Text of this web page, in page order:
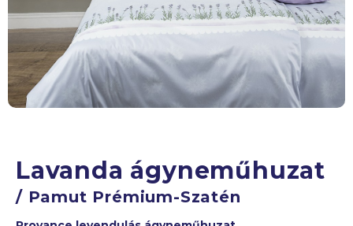
Lavanda ágyneműhuzat
/ Pamut Prémium-Szatén